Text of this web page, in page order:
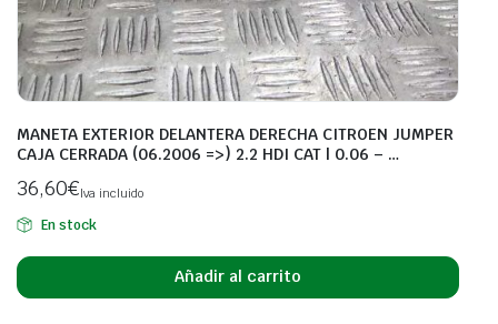
MANETA EXTERIOR DELANTERA DERECHA CITROEN JUMPER
CAJA CERRADA (06.2006 =>) 2.2 HDI CAT | 0.06 – …
36,60€Iva incluido
En stock
Añadir al carrito